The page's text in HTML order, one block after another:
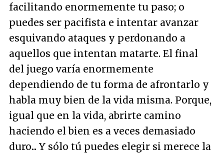
facilitando enormemente tu paso; o
puedes ser pacifista e intentar avanzar
esquivando ataques y perdonando a
aquellos que intentan matarte. El final
del juego varía enormemente
dependiendo de tu forma de afrontarlo y
habla muy bien de la vida misma. Porque,
igual que en la vida, abrirte camino
haciendo el bien es a veces demasiado
duro... Y sólo tú puedes elegir si merece la